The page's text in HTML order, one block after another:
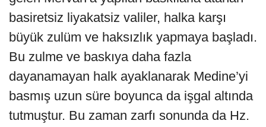
basiretsiz liyakatsiz valiler, halka karşı
büyük zulüm ve haksızlık yapmaya başladı.
Bu zulme ve baskıya daha fazla
dayanamayan halk ayaklanarak Medine’yi
basmış uzun süre boyunca da işgal altında
tutmuştur. Bu zaman zarfı sonunda da Hz.